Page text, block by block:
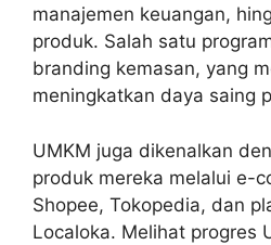
manajemen keuangan,
produk. Salah satu
branding kemasan, yang
meningkatkan daya saing
UMKM juga dikenalkan
produk mereka melalui e-
Shopee, Tokopedia, dan
Localoka. Melihat progres